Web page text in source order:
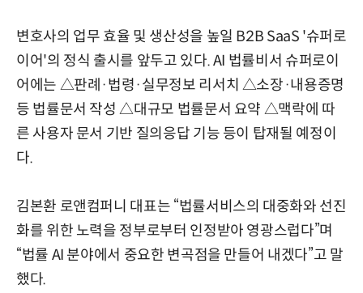
변호사의 업무 효율 및 생산성을 높일 B2B SaaS '슈퍼로
이어'의 정식 출시를 앞두고 있다. AI 법률비서 슈퍼로이
어에는 △판례·법령·실무정보 리서치 △소장·내용증명
등 법률문서 작성 △대규모 법률문서 요약 △맥락에 따
른 사용자 문서 기반 질의응답 기능 등이 탑재될 예정이
다.
김본환 로앤컴퍼니 대표는 “법률서비스의 대중화와 선진
화를 위한 노력을 정부로부터 인정받아 영광스럽다”며
“법률 AI 분야에서 중요한 변곡점을 만들어 내겠다”고 말
했다.